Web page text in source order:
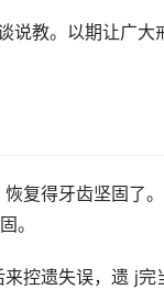
说教。以期让广大
复得牙齿坚固了
。
控遗失误，遗 j完